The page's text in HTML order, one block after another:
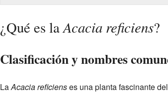
¿Qué es laAcacia reficiens?
Clasificación y nombres
LaAcacia reficienses una planta fascinante